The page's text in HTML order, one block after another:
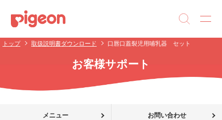
トップ 取扱説明書ダウンロード 口唇口蓋裂児用哺乳器 セット
お客様サポート
メニュー お問い合わせ